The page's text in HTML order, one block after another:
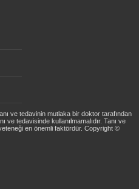
ve tedavinin mutlaka bir doktor tarafından
ve tedavisinde kullanılmamalıdır. Tanı ve
en önemli faktördür. Copyright ©